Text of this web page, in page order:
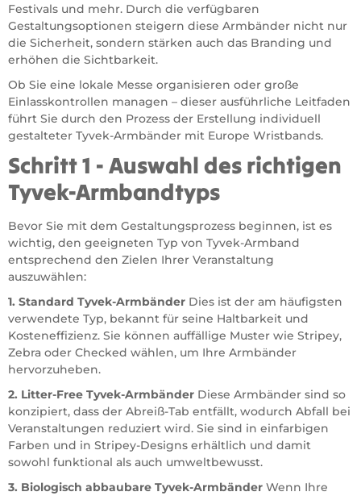
Festivals und mehr. Durch die verfügbaren
Gestaltungsoptionen steigern diese Armbänder nicht nur
die Sicherheit, sondern stärken auch das Branding und
erhöhen die Sichtbarkeit.
Ob Sie eine lokale Messe organisieren oder große
Einlasskontrollen managen – dieser ausführliche Leitfaden
führt Sie durch den Prozess der Erstellung individuell
gestalteter Tyvek-Armbänder mit Europe Wristbands.
Schritt 1 - Auswahl des richtigen
Tyvek-Armbandtyps
Bevor Sie mit dem Gestaltungsprozess beginnen, ist es
wichtig, den geeigneten Typ von Tyvek-Armband
entsprechend den Zielen Ihrer Veranstaltung
auszuwählen:
1. Standard Tyvek-Armbänder Dies ist der am häufigsten
verwendete Typ, bekannt für seine Haltbarkeit und
Kosteneffizienz. Sie können auffällige Muster wie Stripey,
Zebra oder Checked wählen, um Ihre Armbänder
hervorzuheben.
2. Litter-Free Tyvek-Armbänder Diese Armbänder sind so
konzipiert, dass der Abreiß-Tab entfällt, wodurch Abfall bei
Veranstaltungen reduziert wird. Sie sind in einfarbigen
Farben und in Stripey-Designs erhältlich und damit
sowohl funktional als auch umweltbewusst.
3. Biologisch abbaubare Tyvek-Armbänder Wenn Ihre